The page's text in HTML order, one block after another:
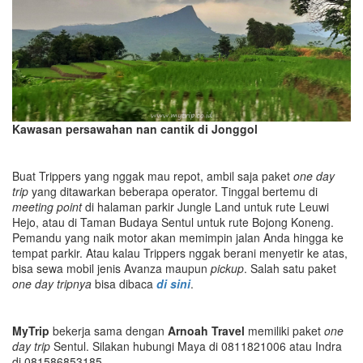
Kawasan persawahan nan cantik di Jonggol
Buat Trippers yang nggak mau repot, ambil saja paket one day
trip yang ditawarkan beberapa operator. Tinggal bertemu di
meeting pointdi halaman parkir Jungle Land untuk rute Leuwi
Hejo, atau di Taman Budaya Sentul untuk rute Bojong Koneng.
Pemandu yang naik motor akan memimpin jalan Anda hingga ke
tempat parkir. Atau kalau Trippers nggak berani menyetir ke atas,
bisa sewa mobil jenis Avanza maupun pickup. Salah satu paket
one day tripnya bisa dibaca di sini.
MyTrip bekerja sama dengan Arnoah Travel memiliki paket one
day trip Sentul. Silakan hubungi Maya di 0811821006 atau Indra